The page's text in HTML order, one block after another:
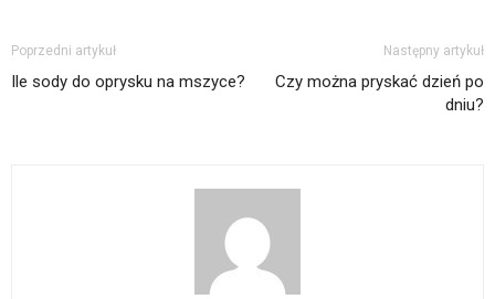
Poprzedni artykuł
Ile sody do oprysku na mszyce?
Następny artykuł
Czy można pryskać dzień po
dniu?